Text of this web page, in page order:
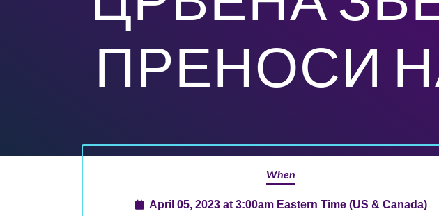
ПРЕНОСИ
When
April 05, 2023 at 3:00am Eastern Time (US & Canada)